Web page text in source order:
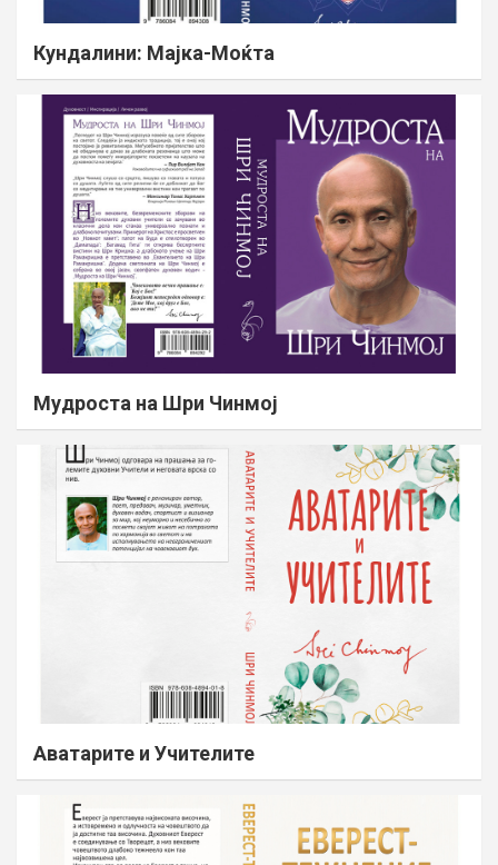
Кундалини: Мајка-Моќта
Мудроста на Шри Чинмој
Аватарите и Учителите